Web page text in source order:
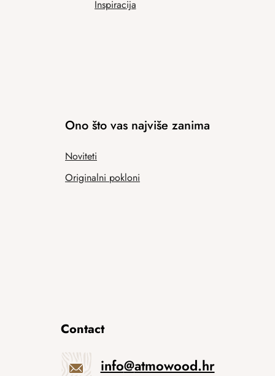
Inspiracija
Ono što vas najviše zanima
Noviteti
Originalni pokloni
Contact
info@atmowood.hr